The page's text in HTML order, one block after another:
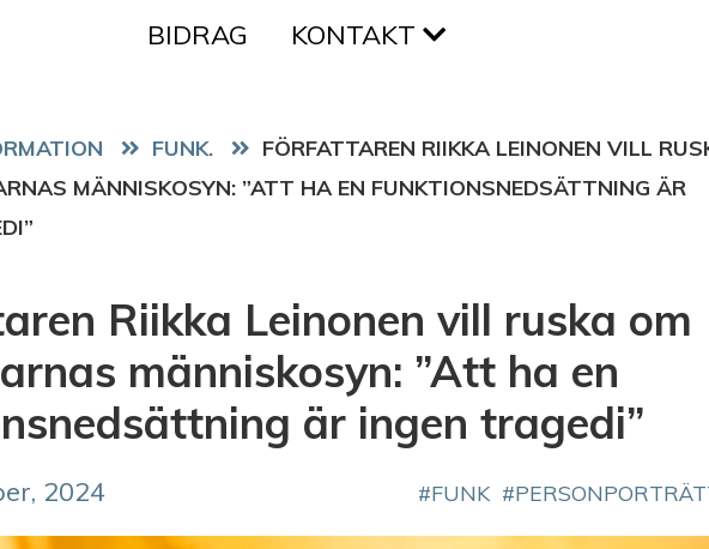
BIDRAG KONTAKT
FUNK.
FÖRFATTAREN RIIKKA LEINONEN VILL
MÄNNISKOSYN: ”ATT HA EN FUNKTIONSNEDSÄTTNING ÄR
Riikka Leinonen vill ruska om
människosyn: ”Att ha en
är ingen tragedi”
2024 FUNK